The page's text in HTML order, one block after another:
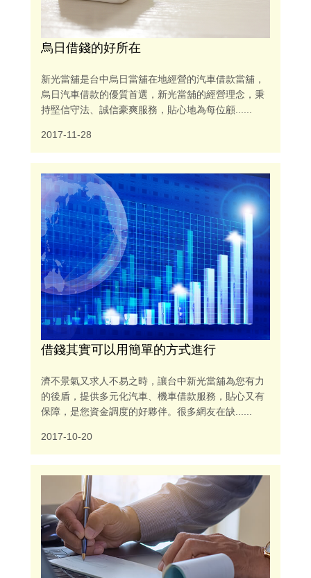
烏日借錢的好所在
新光當舖是台中烏日當舖在地經營的汽車借款當舖，
烏日汽車借款的優質首選，新光當舖的經營理念，秉
持堅信守法、誠信豪爽服務，貼心地為每位顧......
2017-11-28
借錢其實可以用簡單的方式進行
濟不景氣又求人不易之時，讓台中新光當舖為您有力
的後盾，提供多元化汽車、機車借款服務，貼心又有
保障，是您資金調度的好夥伴。很多網友在缺......
2017-10-20